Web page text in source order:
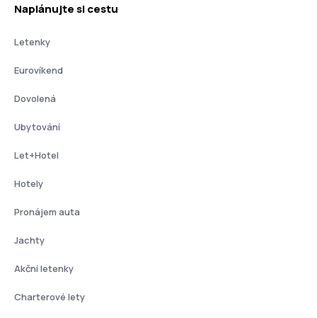
Naplánujte si cestu
Letenky
Eurovíkend
Dovolená
Ubytování
Let+Hotel
Hotely
Pronájem auta
Jachty
Akční letenky
Charterové lety